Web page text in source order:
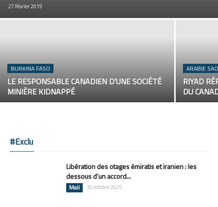
27 février 2019
BURKINA FASO
LE RESPONSABLE CANADIEN D’UNE SOCIÉTÉ
MINIÈRE KIDNAPPÉ
ARABIE
RIYAD
DU
#Exclu
Libération des otages émiratis et iranien : les
dessous d’un accord...
Mali 30 octobre 2025